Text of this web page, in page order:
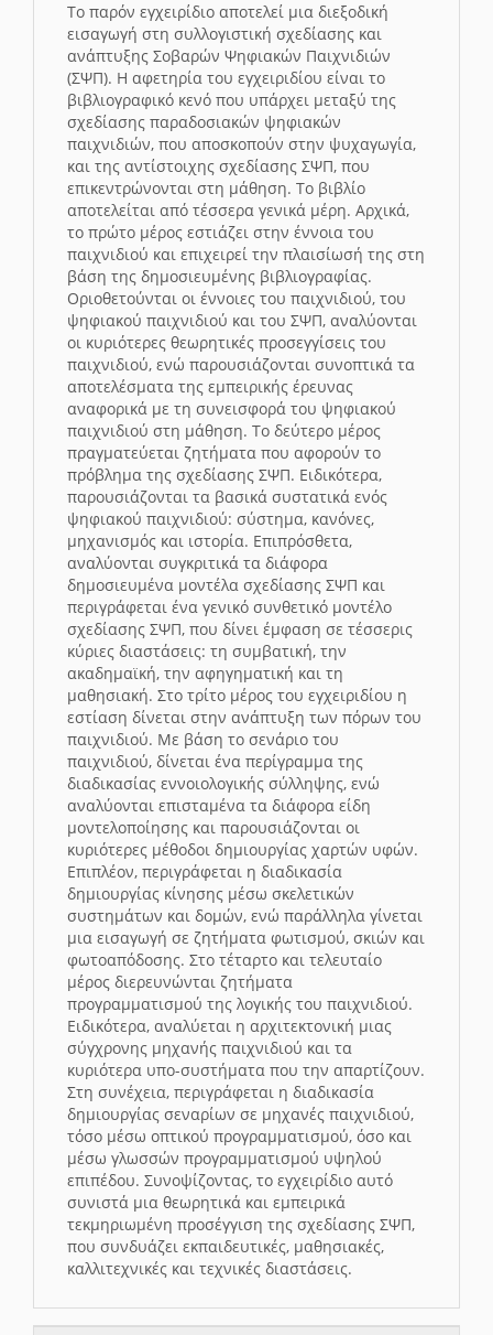
Το παρόν εγχειρίδιο αποτελεί μια διεξοδική
εισαγωγή στη συλλογιστική σχεδίασης και
ανάπτυξης Σοβαρών Ψηφιακών Παιχνιδιών
(ΣΨΠ). Η αφετηρία του εγχειριδίου είναι το
βιβλιογραφικό κενό που υπάρχει μεταξύ της
σχεδίασης παραδοσιακών ψηφιακών
παιχνιδιών, που αποσκοπούν στην ψυχαγωγία,
και της αντίστοιχης σχεδίασης ΣΨΠ, που
επικεντρώνονται στη μάθηση. Το βιβλίο
αποτελείται από τέσσερα γενικά μέρη. Αρχικά,
το πρώτο μέρος εστιάζει στην έννοια του
παιχνιδιού και επιχειρεί την πλαισίωσή της στη
βάση της δημοσιευμένης βιβλιογραφίας.
Οριοθετούνται οι έννοιες του παιχνιδιού, του
ψηφιακού παιχνιδιού και του ΣΨΠ, αναλύονται
οι κυριότερες θεωρητικές προσεγγίσεις του
παιχνιδιού, ενώ παρουσιάζονται συνοπτικά τα
αποτελέσματα της εμπειρικής έρευνας
αναφορικά με τη συνεισφορά του ψηφιακού
παιχνιδιού στη μάθηση. Το δεύτερο μέρος
πραγματεύεται ζητήματα που αφορούν το
πρόβλημα της σχεδίασης ΣΨΠ. Ειδικότερα,
παρουσιάζονται τα βασικά συστατικά ενός
ψηφιακού παιχνιδιού: σύστημα, κανόνες,
μηχανισμός και ιστορία. Επιπρόσθετα,
αναλύονται συγκριτικά τα διάφορα
δημοσιευμένα μοντέλα σχεδίασης ΣΨΠ και
περιγράφεται ένα γενικό συνθετικό μοντέλο
σχεδίασης ΣΨΠ, που δίνει έμφαση σε τέσσερις
κύριες διαστάσεις: τη συμβατική, την
ακαδημαϊκή, την αφηγηματική και τη
μαθησιακή. Στο τρίτο μέρος του εγχειριδίου η
εστίαση δίνεται στην ανάπτυξη των πόρων του
παιχνιδιού. Με βάση το σενάριο του
παιχνιδιού, δίνεται ένα περίγραμμα της
διαδικασίας εννοιολογικής σύλληψης, ενώ
αναλύονται επισταμένα τα διάφορα είδη
μοντελοποίησης και παρουσιάζονται οι
κυριότερες μέθοδοι δημιουργίας χαρτών υφών.
Επιπλέον, περιγράφεται η διαδικασία
δημιουργίας κίνησης μέσω σκελετικών
συστημάτων και δομών, ενώ παράλληλα γίνεται
μια εισαγωγή σε ζητήματα φωτισμού, σκιών και
φωτοαπόδοσης. Στο τέταρτο και τελευταίο
μέρος διερευνώνται ζητήματα
προγραμματισμού της λογικής του παιχνιδιού.
Ειδικότερα, αναλύεται η αρχιτεκτονική μιας
σύγχρονης μηχανής παιχνιδιού και τα
κυριότερα υπο-συστήματα που την απαρτίζουν.
Στη συνέχεια, περιγράφεται η διαδικασία
δημιουργίας σεναρίων σε μηχανές παιχνιδιού,
τόσο μέσω οπτικού προγραμματισμού, όσο και
μέσω γλωσσών προγραμματισμού υψηλού
επιπέδου. Συνοψίζοντας, το εγχειρίδιο αυτό
συνιστά μια θεωρητικά και εμπειρικά
τεκμηριωμένη προσέγγιση της σχεδίασης ΣΨΠ,
που συνδυάζει εκπαιδευτικές, μαθησιακές,
καλλιτεχνικές και τεχνικές διαστάσεις.